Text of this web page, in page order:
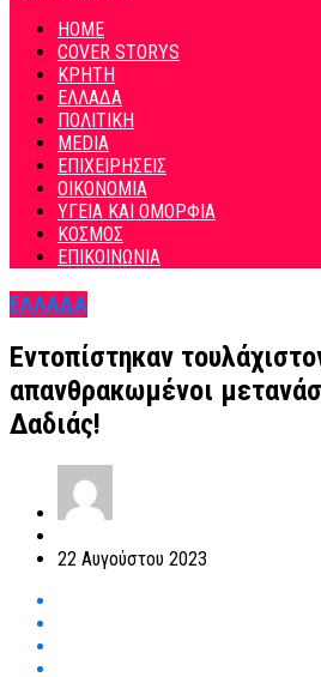
HOME
COVER STORYS
ΚΡΗΤΗ
ΕΛΛΑΔΑ
ΠΟΛΙΤΙΚΗ
MEDIA
ΕΠΙΧΕΙΡΗΣΕΙΣ
ΟΙΚΟΝΟΜΙΑ
ΥΓΕΙΑ ΚΑΙ ΟΜΟΡΦΙΑ
ΚΟΣΜΟΣ
ΕΠΙΚΟΙΝΩΝΙΑ
ΕΛΛΑΔΑ
Εντοπίστηκαν
απανθρακωμένοι
Δαδιάς!
22 Αυγούστου 2023